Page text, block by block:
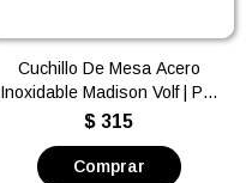
Cuchillo De Mesa Acero
Inoxidable Madison Volf | Por
unidad
$ 315